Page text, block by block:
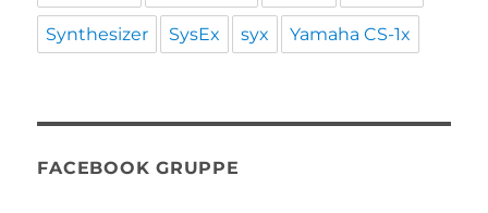
Synthesizer SysEx syx Yamaha CS-1x
FACEBOOK GRUPPE